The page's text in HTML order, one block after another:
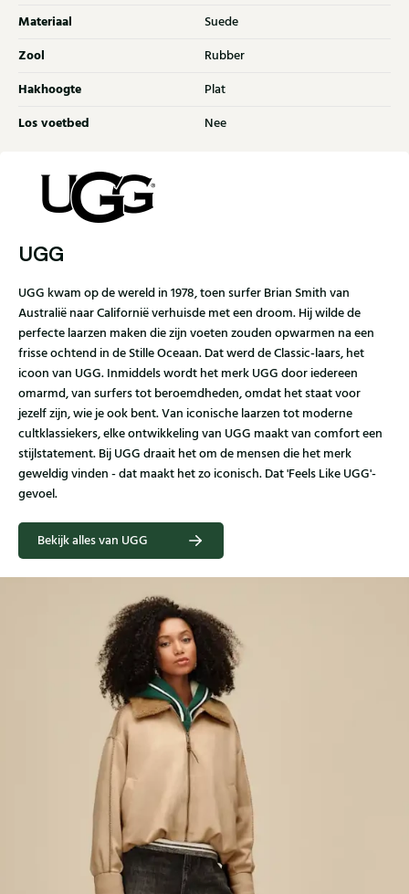
Materiaal Suede
Zool Rubber
Hakhoogte Plat
Los voetbed Nee
UGG
UGG kwam op de wereld in 1978, toen surfer Brian Smith van
Australië naar Californië verhuisde met een droom. Hij wilde de
perfecte laarzen maken die zijn voeten zouden opwarmen na een
frisse ochtend in de Stille Oceaan. Dat werd de Classic-laars, het
icoon van UGG. Inmiddels wordt het merk UGG door iedereen
omarmd, van surfers tot beroemdheden, omdat het staat voor
jezelf zijn, wie je ook bent. Van iconische laarzen tot moderne
cultklassiekers, elke ontwikkeling van UGG maakt van comfort een
stijlstatement. Bij UGG draait het om de mensen die het merk
geweldig vinden - dat maakt het zo iconisch. Dat 'Feels Like UGG'-
gevoel.
Bekijk alles van UGG